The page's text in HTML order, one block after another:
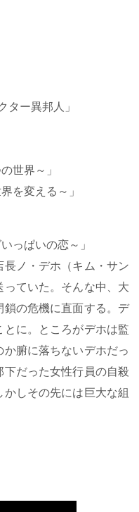
ター異邦人」
世界～」
を変える～」
っぱいの恋～」
ノ・デホ（キム・サン
ていた。そんな中、大
の危機に直面する。デ
に。ところがデホは監
腑に落ちないデホだっ
だった女性行員の自殺
しその先には巨大な組